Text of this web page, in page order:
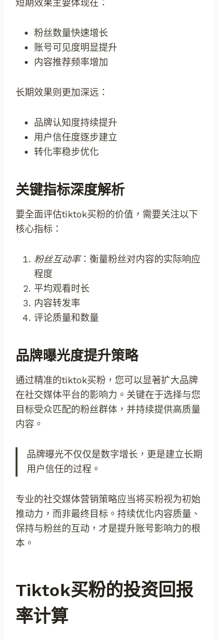
短期效果主要体现在：
粉丝数量快速增长
账号可见度明显提升
内容推荐频率增加
长期效果则更加深远：
品牌认知度持续提升
用户信任度逐步建立
转化率稳步优化
关键指标深度解析
要全面评估tiktok买粉的价值，需要关注以下
核心指标：
粉丝互动率：衡量粉丝对内容的实际响应
程度
平均观看时长
内容转发率
评论质量和数量
品牌曝光度提升策略
通过精准的tiktok买粉，您可以显著扩大品牌
在社交媒体平台的影响力。关键在于选择与您
目标受众匹配的粉丝群体，并持续提供高质量
内容。
品牌曝光不仅仅是数字增长，更是建立长期
用户信任的过程。
专业的社交媒体营销策略应当将买粉视为初始
推动力，而非最终目标。持续优化内容质量、
保持与粉丝的互动，才是提升账号影响力的根
本。
Tiktok买粉的投资回报
率计算